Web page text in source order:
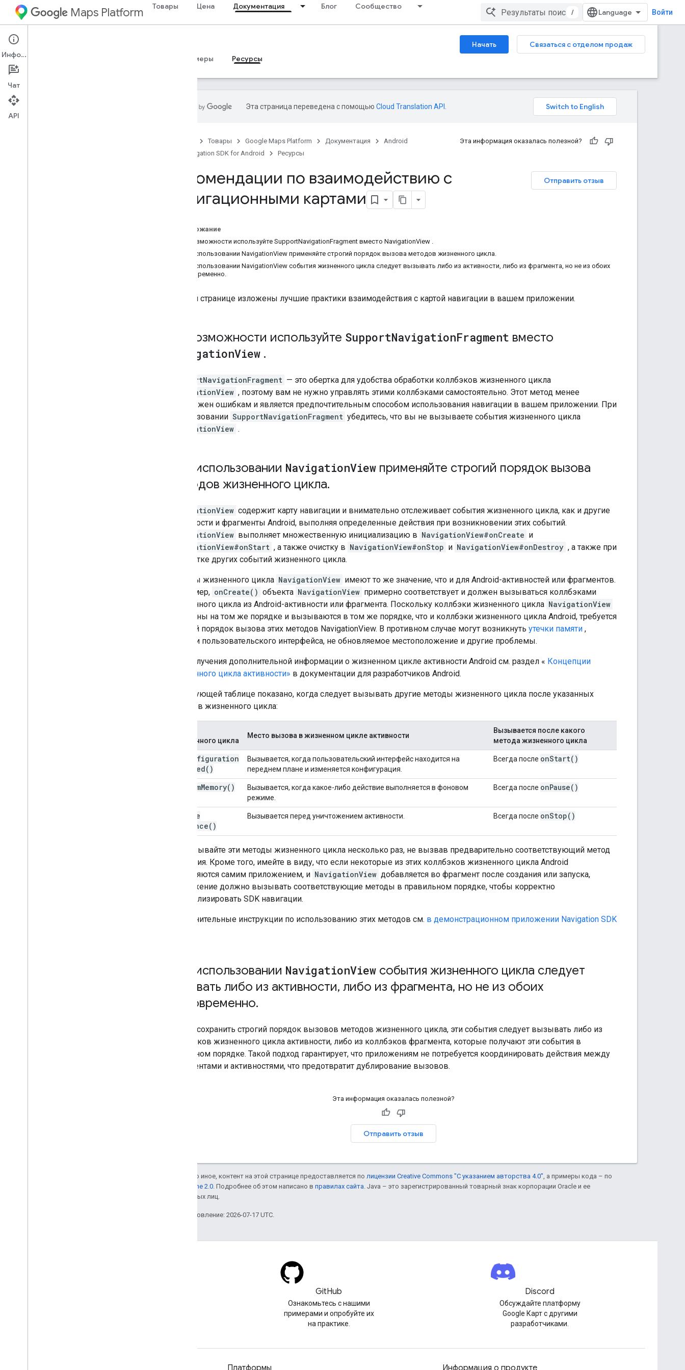
Maps Platform Товары Цена Документация Блог Сообщество
/ Войти
Android Начать
Связаться с отделом продаж
Руководства
Примеры Ресурсы
Эта страница переведена с помощью Cloud Translation API
Товары Google Maps Platform Документация
Android
Navigation SDK for Android
Ресурсы
Эта информация оказалась полезной?
Отправить отзыв
Рекомендации по взаимодействию с
навигационными картами
Содержание
По возможности используйте SupportNavigationFragment вместо NavigationView .
При использовании NavigationView применяйте строгий порядок вызова методов жизненного цикла.
При использовании NavigationView события жизненного цикла следует вызывать либо из активности, либо из фрагмента, но не из обоих
одновременно.
На этой странице изложены лучшие практики взаимодействия с картой навигации в вашем приложении.
По возможности используйте SupportNavigationFragment вместо
NavigationView .
SupportNavigationFragment — это обертка для удобства обработки коллбэков жизненного цикла
NavigationView , поэтому вам не нужно управлять этими коллбэками самостоятельно. Этот метод менее
подвержен ошибкам и является предпочтительным способом использования навигации в вашем приложении. При
использовании SupportNavigationFragment убедитесь, что вы не вызываете события жизненного цикла
NavigationView .
При использовании NavigationView применяйте строгий порядок вызова
методов жизненного цикла.
NavigationView содержит карту навигации и внимательно отслеживает события жизненного цикла, как и другие
активности и фрагменты Android, выполняя определенные действия при возникновении этих событий.
NavigationView выполняет множественную инициализацию в NavigationView#onCreate и
NavigationView#onStart , а также очистку в NavigationView#onStop и NavigationView#onDestroy , а также при
обработке других событий жизненного цикла.
Методы жизненного цикла NavigationView имеют то же значение, что и для Android-активностей или фрагментов.
Например, onCreate() объекта NavigationView примерно соответствует и должен вызываться коллбэками
жизненного цикла из Android-активности или фрагмента. Поскольку коллбэки жизненного цикла NavigationView
основаны на том же порядке и вызываются в том же порядке, что и коллбэки жизненного цикла Android, требуется
строгий порядок вызова этих методов NavigationView. В противном случае могут возникнуть утечки памяти ,
ошибки пользовательского интерфейса, не обновляемое местоположение и другие проблемы.
Для получения дополнительной информации о жизненном цикле активности Android см. раздел « Концепции
жизненного цикла активности» в документации для разработчиков Android.
В следующей таблице показано, когда следует вызывать другие методы жизненного цикла после указанных
методов жизненного цикла:
жизненного цикла
Место вызова в жизненном цикле активности
Вызывается после какого
метода жизненного цикла
Configuration
Changed( )
Вызывается, когда пользовательский интерфейс находится на
переднем плане и изменяется конфигурация.
Всегда после onStart( )
TrimMemory( )
Вызывается, когда какое-либо действие выполняется в фоновом
режиме.
Всегда после onPause( )
Save
Instance( )
Вызывается перед уничтожением активности. Всегда после onStop( )
Не вызывайте эти методы жизненного цикла несколько раз, не вызвав предварительно соответствующий метод
закрытия. Кроме того, имейте в виду, что если некоторые из этих коллбэков жизненного цикла Android
управляются самим приложением, и NavigationView добавляется во фрагмент после создания или запуска,
приложение должно вызывать соответствующие методы в правильном порядке, чтобы корректно
инициализировать SDK навигации.
Дополнительные инструкции по использованию этих методов см. в демонстрационном приложении Navigation SDK
При использовании NavigationView события жизненного цикла следует
вызывать либо из активности, либо из фрагмента, но не из обоих
одновременно.
Чтобы сохранить строгий порядок вызовов методов жизненного цикла, эти события следует вызывать либо из
коллбэков жизненного цикла активности, либо из коллбэков фрагмента, которые получают эти события в
указанном порядке. Такой подход гарантирует, что приложениям не потребуется координировать действия между
фрагментами и активностями, что предотвратит дублирование вызовов.
Эта информация оказалась полезной?
Отправить отзыв
Если не указано иное, контент на этой странице предоставляется по лицензии Creative Commons "С указанием авторства 4.0" , а примеры кода – по
лицензии Apache 2.0 . Подробнее об этом написано в правилах сайта . Java – это зарегистрированный товарный знак корпорации Oracle и ее
аффилированных лиц.
Последнее обновление: 2026-07-17 UTC.
GitHub
Ознакомьтесь с нашими
примерами и опробуйте их
на практике.
Discord
Обсуждайте платформу
Google Карт с другими
разработчиками.
Платформы Информация о продукте
Информация
Чат
API